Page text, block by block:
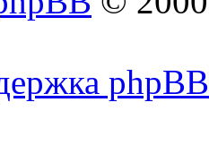
phpBB